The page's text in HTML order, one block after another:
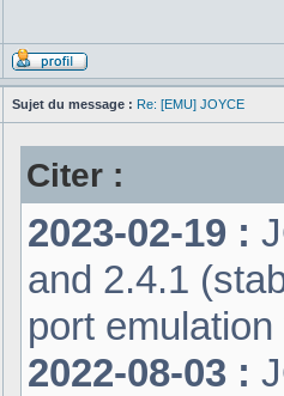
Sujet du message : Re: [EMU] JOYCE
Citer :
2023-02-19 :
and 2.4.1
port
2022-08-03 :